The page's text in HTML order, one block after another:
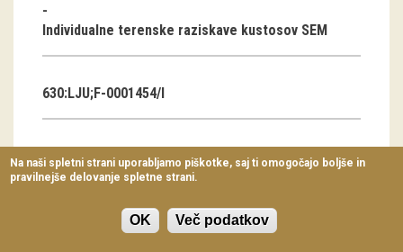
dogodki
Prireditve
Predavanja
Delavnice
Vodeni ogledi
Individualne terenske raziskave kustosov SEM
630:LJU;F-0001454/I
AVTOR
Na naši spletni strani uporabljamo piškotke, saj ti omogočajo boljše in
pravilnejše delovanje spletne strani.
OK Več podatkov